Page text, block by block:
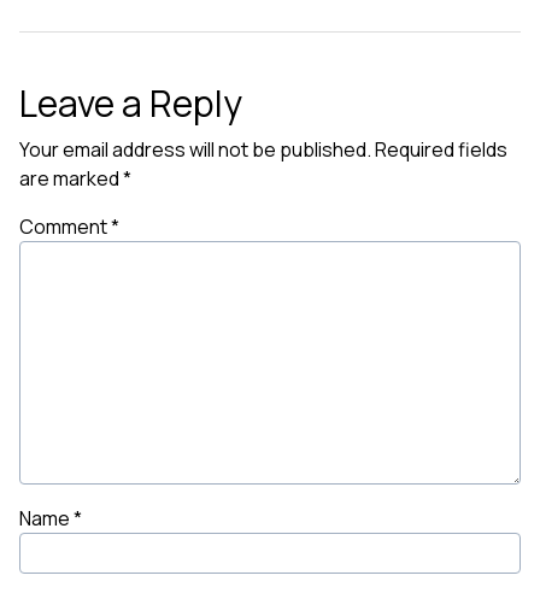
Leave a Reply
Your email address will not be published.Required fields
are marked*
Comment*
Name*